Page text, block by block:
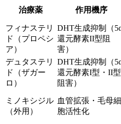
治療薬 作用機序
フィナステリ
ド（プロペシ
ア）
DHT生成抑制（
還元酵素II型阻
害）
デュタステリ
ド（ザガー
ロ）
DHT生成抑制（
還元酵素I型・II型
阻害）
ミノキシジル
（外用）
血管拡張・毛母細
胞活性化